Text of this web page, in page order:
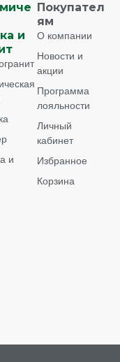
и
и
Покупател
ям
О компании
Новости и
акции
Программа
лояльности
Личный
кабинет
Избранное
Корзина